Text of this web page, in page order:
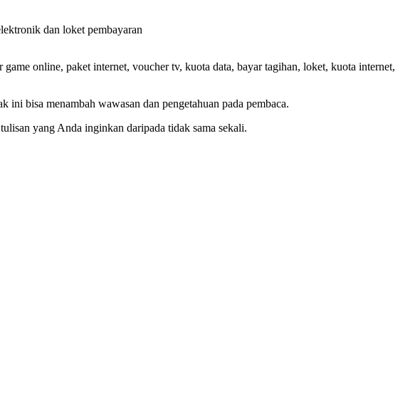
dan loket pembayaran
online, paket internet, voucher tv, kuota data, bayar tagihan, loket, kuota internet,
bisa menambah wawasan dan pengetahuan pada pembaca.
yang Anda inginkan daripada tidak sama sekali.